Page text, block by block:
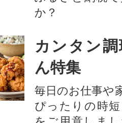
か？
カンタン
ん特集
毎日のお仕事や
ぴったりの時